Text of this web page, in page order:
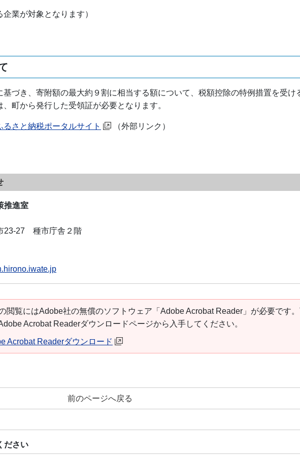
業が対象となります）
づき、寄附額の最大約９割に相当する額について、税額控除の特例措置を受け
町から発行した受領証が必要となります。
さと納税ポータルサイト （外部リンク）
推進室
23-27 種市庁舎２階
閲覧にはAdobe社の無償のソフトウェア「Adobe Acrobat Reader」が必要です
Acrobat Readerダウンロードページから入手してください。
Acrobat Readerダウンロード
前のページへ戻る
ださい